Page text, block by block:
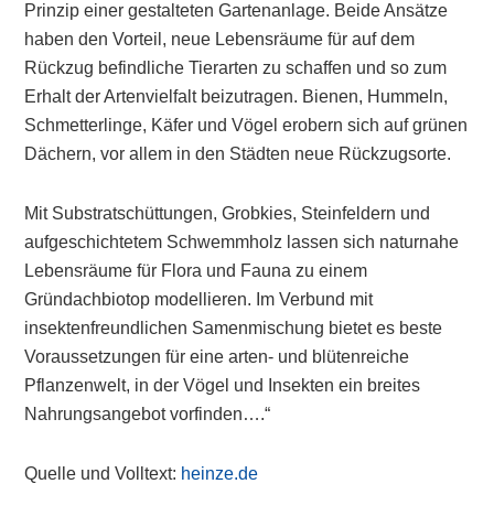
Prinzip einer gestalteten Gartenanlage. Beide Ansätze
haben den Vorteil, neue Lebensräume für auf dem
Rückzug befindliche Tierarten zu schaffen und so zum
Erhalt der Artenvielfalt beizutragen. Bienen, Hummeln,
Schmetterlinge, Käfer und Vögel erobern sich auf grünen
Dächern, vor allem in den Städten neue Rückzugsorte.
Mit Substratschüttungen, Grobkies, Steinfeldern und
aufgeschichtetem Schwemmholz lassen sich naturnahe
Lebensräume für Flora und Fauna zu einem
Gründachbiotop modellieren. Im Verbund mit
insektenfreundlichen Samenmischung bietet es beste
Voraussetzungen für eine arten- und blütenreiche
Pflanzenwelt, in der Vögel und Insekten ein breites
Nahrungsangebot vorfinden….“
Quelle und Volltext: heinze.de